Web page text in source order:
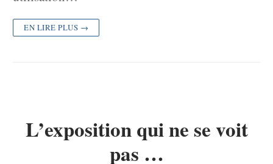
EN LIRE PLUS →
L’exposition qui ne se voit
pas …